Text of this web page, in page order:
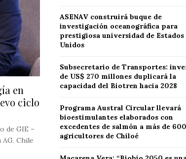
en
ciclo
de GIE –
Chile
ASENAV construirá buque de
investigación oceanográfica para
prestigiosa universidad de Estados
Unidos
Subsecretario de Transportes:
de US$ 270 millones duplicará la
capacidad del Biotren hacia 2028
Programa Austral Circular llevará
bioestimulantes elaborados con
excedentes de salmón a más de 600
agricultores de Chiloé